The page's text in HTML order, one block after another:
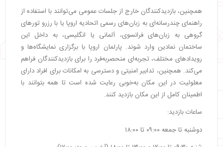
همچنین، بازدیدکنندگان خارج از جلسات عمومی می‌توانند با استفاده از
راهنمای چندرسانه‌ای به زبان‌های رسمی اتحادیه اروپا یا با رزرو تورهای
گروهی به زبان‌های فرانسوی، آلمانی یا انگلیسی، به داخل این
ساختمان نمادین وارد شوند. پارلمان اروپا با برگزاری نمایشگاه‌ها و
رویدادهای مختلف، تجربه‌ای منحصربه‌فرد را برای بازدیدکنندگان فراهم
می‌کند. همچنین، تدابیر امنیتی و دسترسی به امکانات برای افراد دارای
معلولیت در این مکان به‌خوبی رعایت شده است تا همه بتوانند با
اطمینان کامل از این مکان بازدید کنند.
ساعات بازدید:
دوشنبه تا جمعه ۰۹:۰۰ تا ۱۸:۰۰